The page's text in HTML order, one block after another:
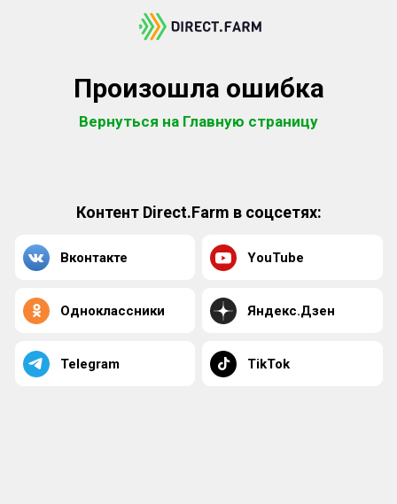
Произошла ошибка
Вернуться на Главную страницу
Контент Direct.Farm в соцсетях:
Вконтакте YouTube
Одноклассники Яндекс.Дзен
Telegram TikTok